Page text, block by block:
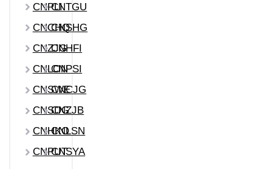
CNPLICNTGU
CNCHQCNSHG
CNZJGCNHFI
CNLON
CNPSI
CNSWE
CNCJG
CNSDG
CNZJB
CNHKO
CNLSN
CNPUTCNSYA